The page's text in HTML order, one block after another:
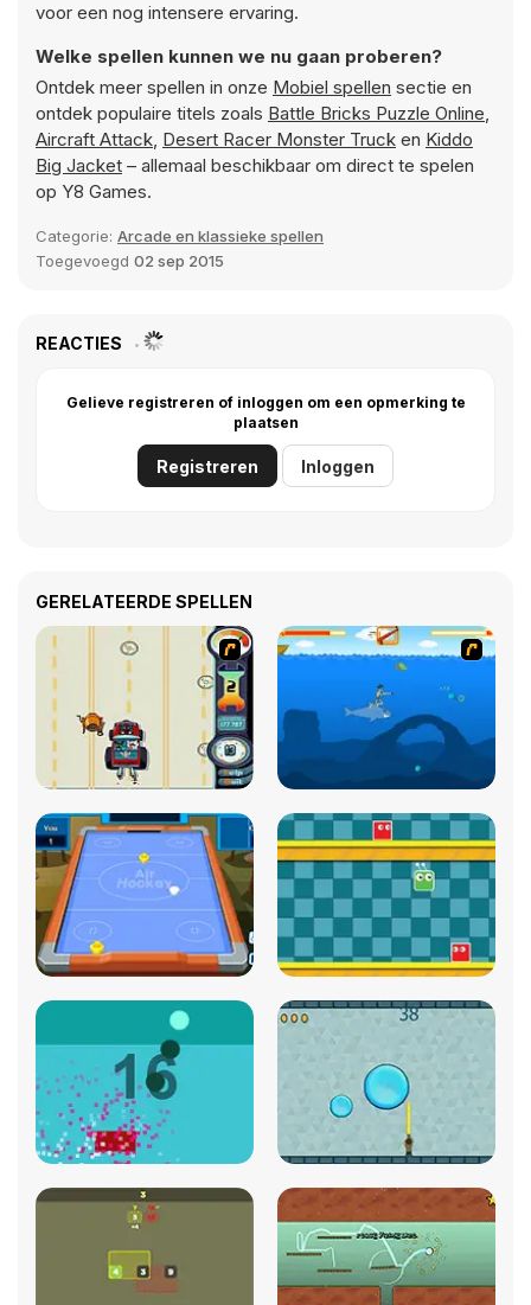
voor een nog intensere ervaring.
Welke spellen kunnen we nu gaan proberen?
Ontdek meer spellen in onze Mobiel spellen sectie en
ontdek populaire titels zoals Battle Bricks Puzzle Online,
Aircraft Attack, Desert Racer Monster Truck en Kiddo
Big Jacket – allemaal beschikbaar om direct te spelen
op Y8 Games.
Categorie: Arcade en klassieke spellen
Toegevoegd 02 sep 2015
REACTIES
Gelieve registreren of inloggen om een opmerking te
plaatsen
Registreren Inloggen
GERELATEERDE SPELLEN